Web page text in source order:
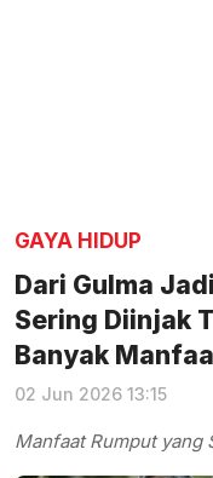
GAYA HIDUP
Dari Gulma
Sering Diinjak
Banyak
02 Jun 2026 13:15
Manfaat Rumput yang